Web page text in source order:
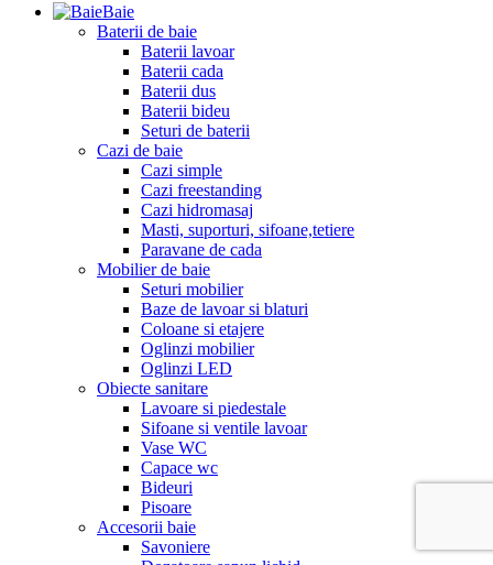
Baie
Baterii de baie
Baterii lavoar
Baterii cada
Baterii dus
Baterii bideu
Seturi de baterii
Cazi de baie
Cazi simple
Cazi freestanding
Cazi hidromasaj
Masti, suporturi, sifoane,tetiere
Paravane de cada
Mobilier de baie
Seturi mobilier
Baze de lavoar si blaturi
Coloane si etajere
Oglinzi mobilier
Oglinzi LED
Obiecte sanitare
Lavoare si piedestale
Sifoane si ventile lavoar
Vase WC
Capace wc
Bideuri
Pisoare
Accesorii baie
Savoniere